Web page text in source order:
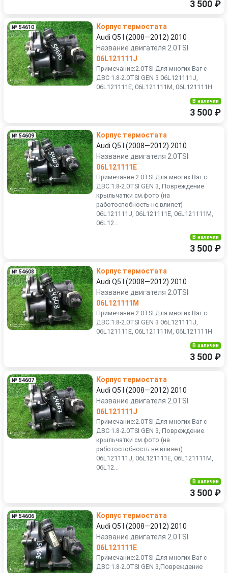
3 500 ₽
№ 54610
Корпус термостата
Audi Q5 I (2008—2012) 2010
Название двигателя 2.0TSI
06L121111J
Примечание:2.0TSI Для многих Ваг с
ДВС 1.8-2.0TSI GEN 3 06L121111J,
06L121111E, 06L121111M, 06L121111H
В наличии
3 500 ₽
№ 54609
Корпус термостата
Audi Q5 I (2008—2012) 2010
Название двигателя 2.0TSI
06L121111E
Примечание:2.0TSI Для многих Ваг с
ДВС 1.8-2.0TSI GEN 3, Повреждение
крыльчатки см.фото (на
работоспобность не влияет)
06L121111J, 06L121111E, 06L121111M,
06L12...
В наличии
3 500 ₽
№ 54608
Корпус термостата
Audi Q5 I (2008—2012) 2010
Название двигателя 2.0TSI
06L121111M
Примечание:2.0TSI Для многих Ваг с
ДВС 1.8-2.0TSI GEN 3 06L121111J,
06L121111E, 06L121111M, 06L121111H
В наличии
3 500 ₽
№ 54607
Корпус термостата
Audi Q5 I (2008—2012) 2010
Название двигателя 2.0TSI
06L121111J
Примечание:2.0TSI Для многих Ваг с
ДВС 1.8-2.0TSI GEN 3, Повреждение
крыльчатки см.фото (на
работоспобность не влияет)
06L121111J, 06L121111E, 06L121111M,
06L12...
В наличии
3 500 ₽
№ 54606
Корпус термостата
Audi Q5 I (2008—2012) 2010
Название двигателя 2.0TSI
06L121111E
Примечание:2.0TSI Для многих Ваг с
ДВС 1.8-2.0TSI GEN 3,Повреждение